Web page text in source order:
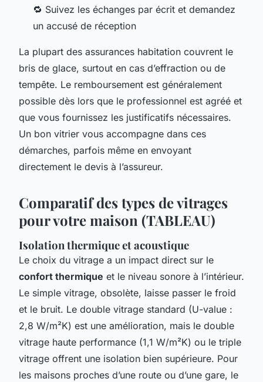
🔁 Suivez les échanges par écrit et demandez
un accusé de réception
La plupart des assurances habitation couvrent le
bris de glace, surtout en cas d’effraction ou de
tempête. Le remboursement est généralement
possible dès lors que le professionnel est agréé et
que vous fournissez les justificatifs nécessaires.
Un bon vitrier vous accompagne dans ces
démarches, parfois même en envoyant
directement le devis à l’assureur.
Comparatif des types de vitrages
pour votre maison (TABLEAU)
Isolation thermique et acoustique
Le choix du vitrage a un impact direct sur le
confort thermique et le niveau sonore à l’intérieur.
Le simple vitrage, obsolète, laisse passer le froid
et le bruit. Le double vitrage standard (U-value :
2,8 W/m²K) est une amélioration, mais le double
vitrage haute performance (1,1 W/m²K) ou le triple
vitrage offrent une isolation bien supérieure. Pour
les maisons proches d’une route ou d’une gare, le